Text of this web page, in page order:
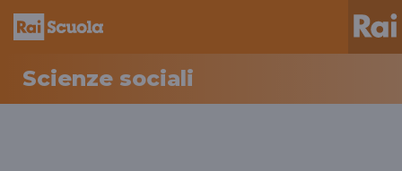
Scienze sociali